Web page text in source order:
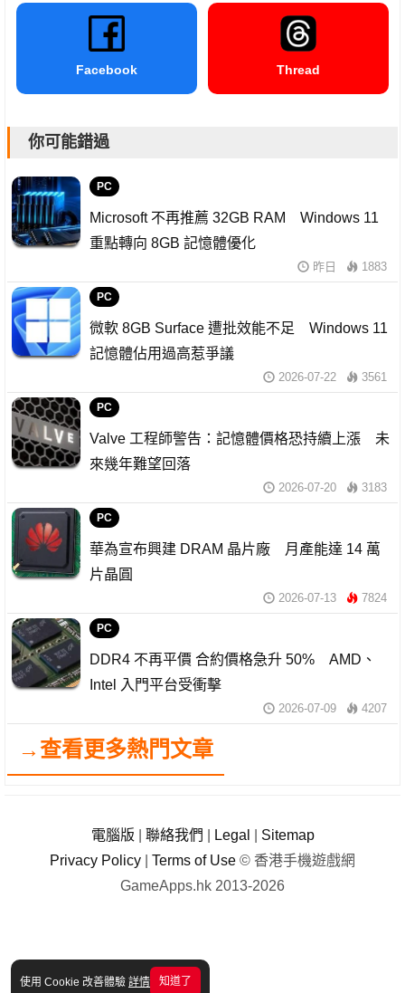
使用 Cookie 改善體驗 詳情 知道了
Facebook Thread
你可能錯過
PC
Microsoft 不再推薦 32GB RAM Windows 11
重點轉向 8GB 記憶體優化
昨日 1883
PC
微軟 8GB Surface 遭批效能不足 Windows 11
記憶體佔用過高惹爭議
2026-07-22 3561
PC
Valve 工程師警告：記憶體價格恐持續上漲 未
來幾年難望回落
2026-07-20 3183
PC
華為宣布興建 DRAM 晶片廠 月產能達 14 萬
片晶圓
2026-07-13 7824
PC
DDR4 不再平價 合約價格急升 50% AMD、
Intel 入門平台受衝擊
2026-07-09 4207
→查看更多熱門文章
電腦版 聯絡我們 Legal
Sitemap
Privacy Policy
Terms of Use © 香港手機遊戲網
GameApps.hk 2013-2026